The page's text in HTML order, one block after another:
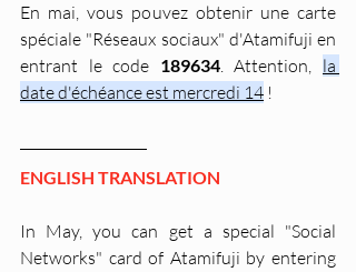
En mai, vous pouvez obtenir une carte
spéciale "Réseaux sociaux" d'Atamifuji en
entrant le code 189634. Attention, la
date d'échéance est mercredi 14 !
ENGLISH TRANSLATION
In May, you can get a special "Social
Networks" card of Atamifuji by entering